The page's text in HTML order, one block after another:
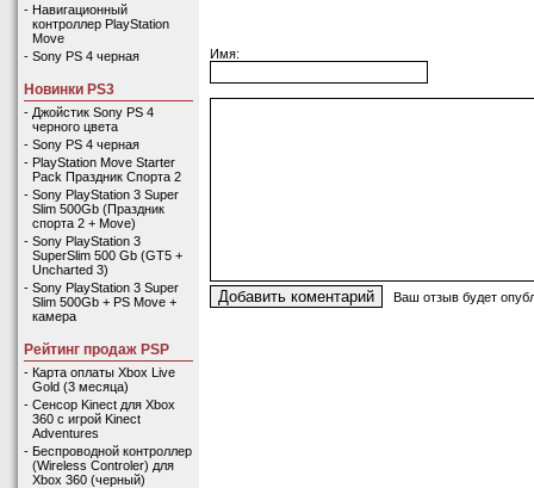
- Навигационный
контроллер PlayStation
Move
- Sony PS 4 черная
Новинки PS3
- Джойстик Sony PS 4
черного цвета
- Sony PS 4 черная
- PlayStation Move Starter
Pack Праздник Спорта 2
- Sony PlayStation 3 Super
Slim 500Gb (Праздник
спорта 2 + Move)
- Sony PlayStation 3
SuperSlim 500 Gb (GT5 +
Uncharted 3)
- Sony PlayStation 3 Super
Slim 500Gb + PS Move +
камера
Рейтинг продаж PSP
- Карта оплаты Xbox Live
Gold (3 месяца)
- Сенсор Kinect для Xbox
360 с игрой Kinect
Adventures
- Беспроводной контроллер
(Wireless Controler) для
Xbox 360 (черный)
Имя:
Ваш отзыв будет